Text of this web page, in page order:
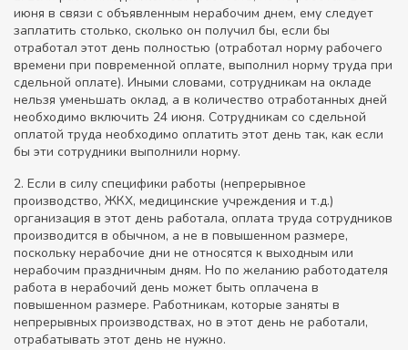
июня в связи с объявленным нерабочим днем, ему следует
заплатить столько, сколько он получил бы, если бы
отработал этот день полностью (отработал норму рабочего
времени при повременной оплате, выполнил норму труда при
сдельной оплате). Иными словами, сотрудникам на окладе
нельзя уменьшать оклад, а в количество отработанных дней
необходимо включить 24 июня. Сотрудникам со сдельной
оплатой труда необходимо оплатить этот день так, как если
бы эти сотрудники выполнили норму.
2. Если в силу специфики работы (непрерывное
производство, ЖКХ, медицинские учреждения и т.д.)
организация в этот день работала, оплата труда сотрудников
производится в обычном, а не в повышенном размере,
поскольку нерабочие дни не относятся к выходным или
нерабочим праздничным дням. Но по желанию работодателя
работа в нерабочий день может быть оплачена в
повышенном размере. Работникам, которые заняты в
непрерывных производствах, но в этот день не работали,
отрабатывать этот день не нужно.